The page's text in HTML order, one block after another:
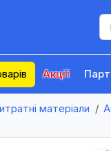
Акції
матеріали